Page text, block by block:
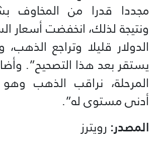
مجددا قدرا من المخاوف
ونتيجة لذلك، انخفضت أسعار
الدولار قليلا وتراجع الذهب،
يستقر بعد هذا التصحيح”.
المرحلة، نراقب الذهب
أدنى مستوى له”.
المصدر: رويترز